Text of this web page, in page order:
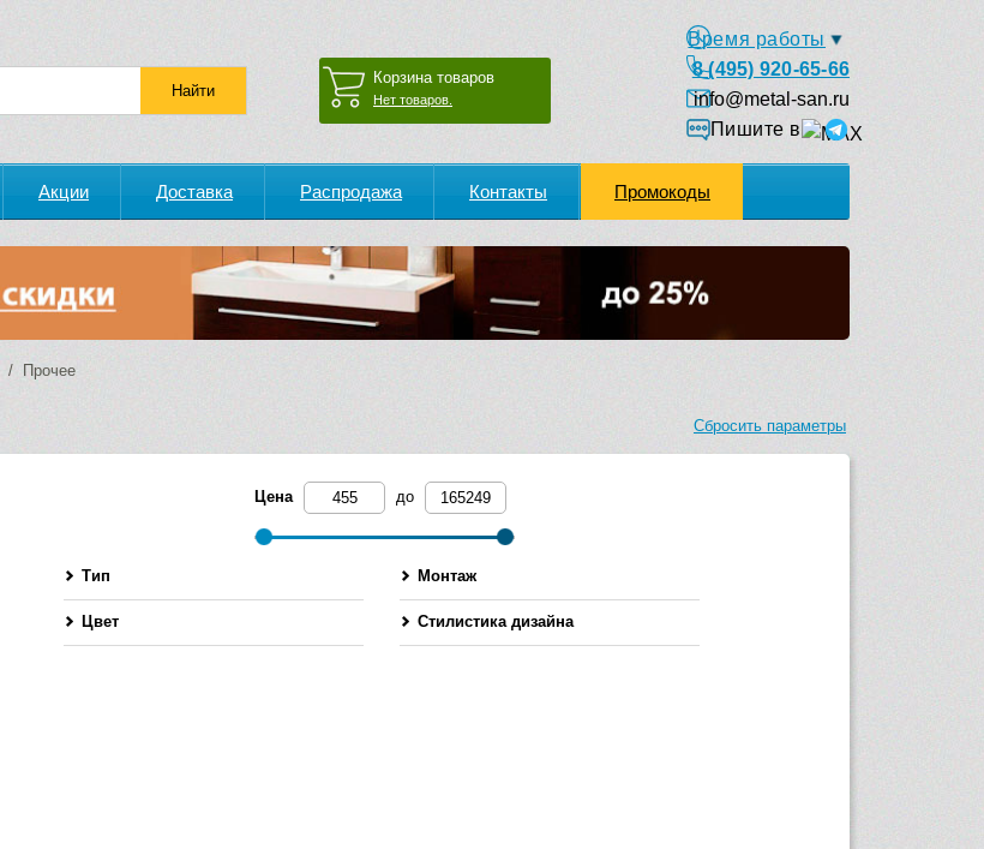
Корзина товаров
Нет товаров.
Время работы
8 (495) 920-65-66
info@metal-san.ru
Пишите в
Акции Доставка Распродажа Контакты Промокоды
/ Прочее
Сбросить параметры
Цена до
Тип Монтаж
Цвет Стилистика дизайна